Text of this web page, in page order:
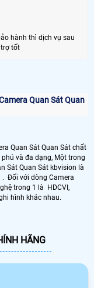
hành thì dịch vụ sau
tốt
Quan Sát Quan
Quan Sát Quan Sát chất
và đa dạng, Một trong
Sát Quan Sát kbvision là
. Đối với dòng Camera
trong 1 là HDCVI,
hình khác nhau.
HÃNG